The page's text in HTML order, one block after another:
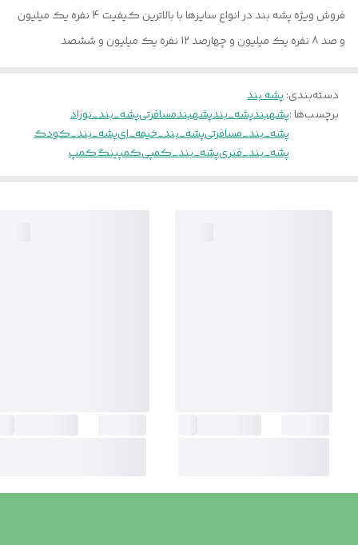
فروش ویژه پشه بند در انواع سایزها با بالاترین کیفیت 4 نفره یک میلیون
و صد 8 نفره یک میلیون و چهارصد 12 نفره یک میلیون و ششصد
دسته‌بندی:پشه بند
برچسب‌ها :پشهبندپشه_بندپشهبندمسافرتیپشه_بند_نوزاد
پشه_بند_مسافرتیپشه_بند_خیمه_ایپشه_بند_کودک
پشه_بند_فنریپشه_بند_کمپیکمپینگکمپ